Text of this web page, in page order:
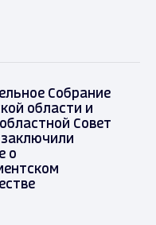
Собрание
области и
Совет
о